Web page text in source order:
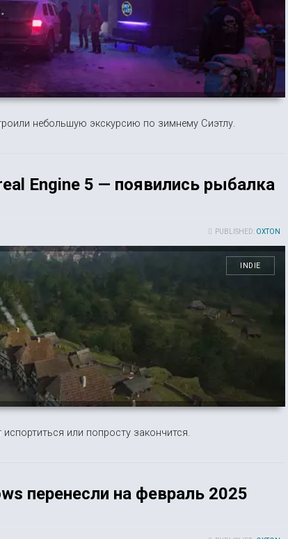
небольшую экскурсию по зимнему Сиэтлу.
Engine 5 — появились рыбалка
PUBLISHED: OXTON
INDIE
или попросту закончится.
перенесли на февраль 2025